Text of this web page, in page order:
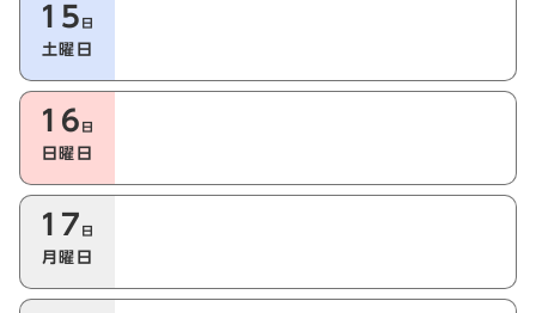
15 日
土曜日
16 日
日曜日
17 日
月曜日